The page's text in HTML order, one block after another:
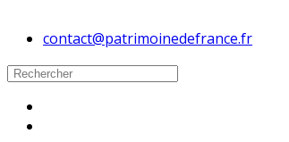
contact@patrimoinedefrance.fr